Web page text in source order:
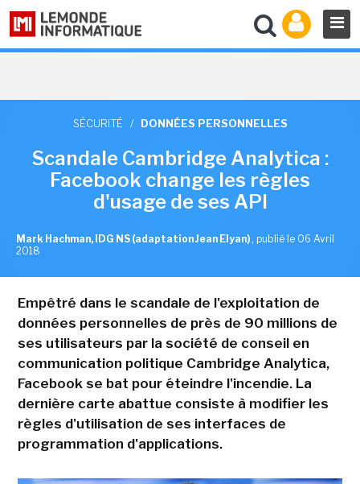
SÉCURITÉ / DONNÉES PERSONNELLES
Scandale Cambridge Analytica :
Facebook change les règles
d'usage de ses API
Mark Hachman, IDG NS (adaptation Jean Elyan) , publié le 06 Avril
2018
Empêtré dans le scandale de l'exploitation de
données personnelles de près de 90 millions de
ses utilisateurs par la société de conseil en
communication politique Cambridge Analytica,
Facebook se bat pour éteindre l'incendie. La
dernière carte abattue consiste à modifier les
règles d'utilisation de ses interfaces de
programmation d'applications.